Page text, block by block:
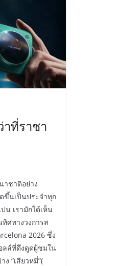
ที่ราชา
าชาติอย่าง
ขึ้นเป็นประจำทุก
น เรามักได้เห็น
ศทางวงการส
2026 ซึ่ง
ลล์ที่ดึงดูดผู้ชมใน
“เสียวหมี่”(